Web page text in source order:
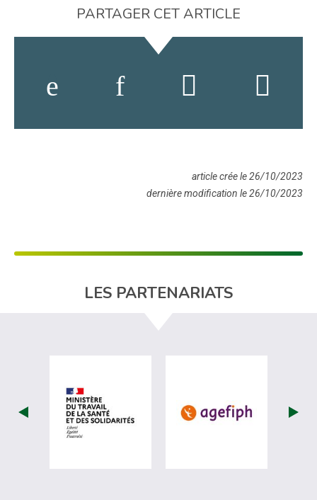
PARTAGER CET ARTICLE
article crée le 26/10/2023
dernière modification le 26/10/2023
LES PARTENARIATS
visiter les site de Ministère du travail
visiter les